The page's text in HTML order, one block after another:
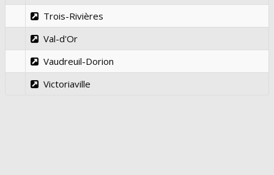
Trois-Rivières
Val-d'Or
Vaudreuil-Dorion
Victoriaville